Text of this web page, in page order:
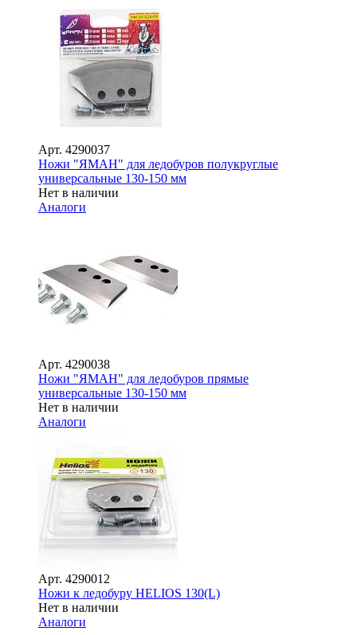
Арт. 4290037
Ножи "ЯМАН" для ледобуров полукруглые
универсальные 130-150 мм
Нет в наличии
Аналоги
Арт. 4290038
Ножи "ЯМАН" для ледобуров прямые
универсальные 130-150 мм
Нет в наличии
Аналоги
Арт. 4290012
Ножи к ледобуру HELIOS 130(L)
Нет в наличии
Аналоги